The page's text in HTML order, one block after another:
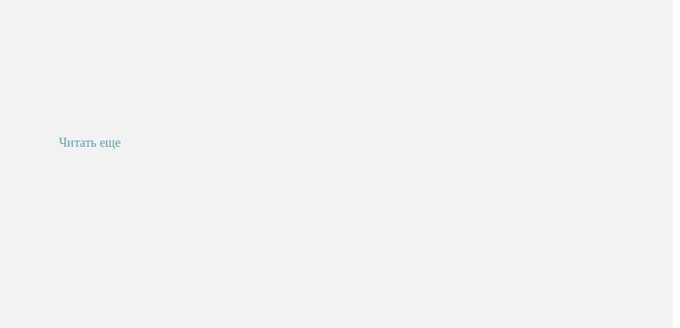
анкерного монтажа конструкции. Для крепления используются болты, диаметр
Читать еще